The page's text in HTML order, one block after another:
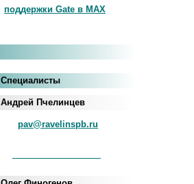
поддержки Gate в MAX
Специалисты
Андрей Пчелинцев
pav@ravelinspb.ru